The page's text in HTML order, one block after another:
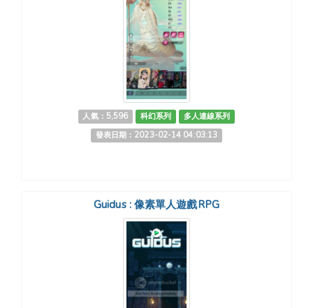
人氣：5,596 科幻系列
多人連線系列
發表日期：2023-02-14 04:03:13
Guidus : 像素單人遊戲RPG